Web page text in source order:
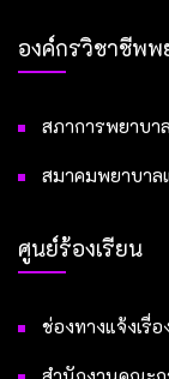
องค์กรวิชาชีพพ
สภาการพยาบาล
สมาคมพยาบาล
ศูนย์ร้องเรียน
ช่องทางแจ้งเรื่